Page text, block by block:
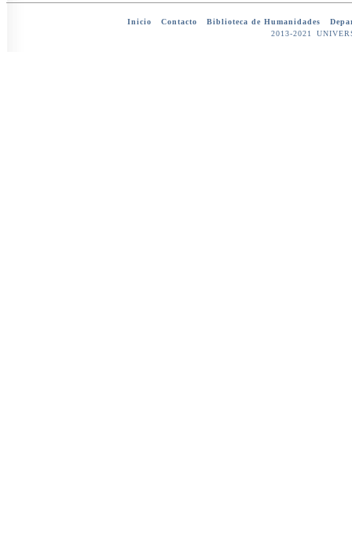
Inicio Contacto Biblioteca de Humanidades
2013-2021